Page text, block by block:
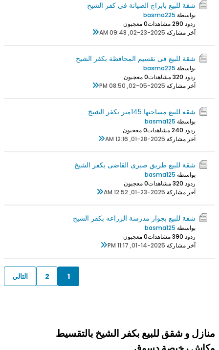
شقة للبيع بابراج الصيانة فى كفر الشيخ
بواسطة basma225
ردود 0
29 مشاهدات
0 معجبون
آخر مشاركة 02-23-2025, 09:48 AM
شقة للبيع فى تقسيم المحافظة بكفر الشيخ
بواسطة basma225
ردود 0
32 مشاهدات
0 معجبون
آخر مشاركة 02-05-2025, 08:50 PM
شقة للبيع مساحتها 145متر بكفر الشيخ
بواسطة basma125
ردود 0
24 مشاهدات
0 معجبون
آخر مشاركة 01-28-2025, 12:16 AM
شقة للبيع طريق صبرى القاضى بكفر الشيخ
بواسطة basma125
ردود 0
32 مشاهدات
0 معجبون
آخر مشاركة 01-23-2025, 12:52 AM
شقة للبيع بجوار مدرسة الزراعه بكفر الشيخ
بواسطة basma125
ردود 0
39 مشاهدات
0 معجبون
آخر مشاركة 01-14-2025, 11:17 PM
1
2 التالي
منازل و شقق للبيع بكفر الشيخ بالتقسيط